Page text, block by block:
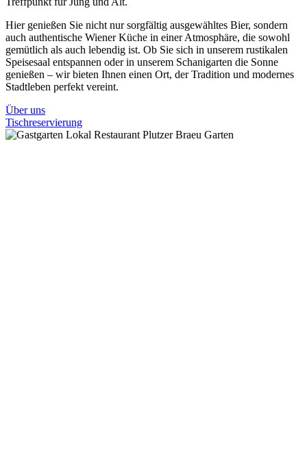
Hier genießen Sie nicht nur sorgfältig ausgewähltes Bier, sondern
auch authentische Wiener Küche in einer Atmosphäre, die sowohl
gemütlich als auch lebendig ist. Ob Sie sich in unserem rustikalen
Speisesaal entspannen oder in unserem Schanigarten die Sonne
genießen – wir bieten Ihnen einen Ort, der Tradition und modernes
Stadtleben perfekt vereint.
Über uns
Tischreservierung